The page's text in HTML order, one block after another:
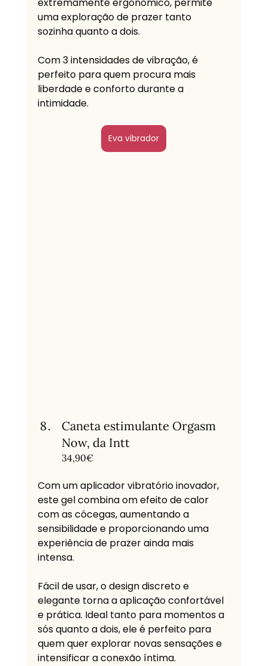
uma exploração de prazer tanto
sozinha quanto a dois.
Com 3 intensidades de vibração, é
perfeito para quem procura mais
liberdade e conforto durante a
intimidade.
Eva vibrador
Caneta estimulante Orgasm
Now, da Intt
34,90€
Com um aplicador vibratório inovador,
este gel combina om efeito de calor
com as cócegas, aumentando a
sensibilidade e proporcionando uma
experiência de prazer ainda mais
intensa.
Fácil de usar, o design discreto e
elegante torna a aplicação confortável
e prática. Ideal tanto para momentos a
sós quanto a dois, ele é perfeito para
quem quer explorar novas sensações e
intensificar a conexão íntima.